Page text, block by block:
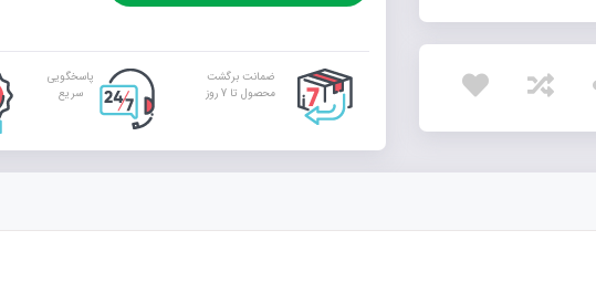
ضمانت برگشت
محصول تا 7 روز
پاسخگویی
سریع